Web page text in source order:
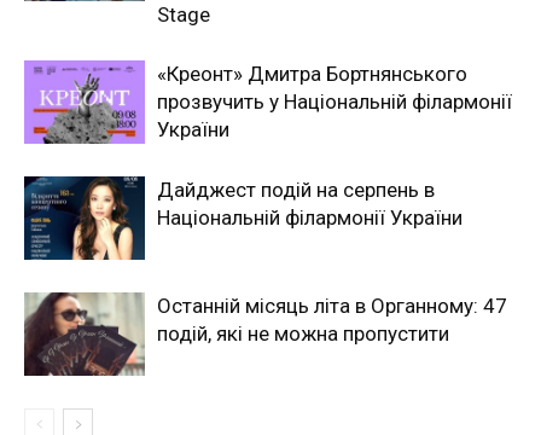
Stage
«Креонт» Дмитра Бортнянського
прозвучить у Національній філармонії
України
Дайджест подій на серпень в
Національній філармонії України
Останній місяць літа в Органному: 47
подій, які не можна пропустити